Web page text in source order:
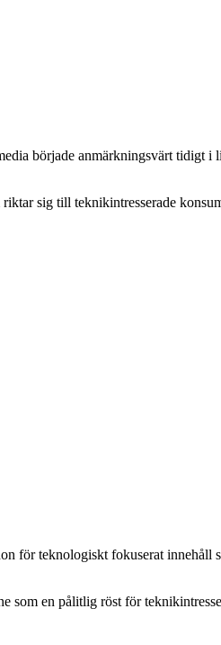
började anmärkningsvärt tidigt i
sig till teknikintresserade
för teknologiskt fokuserat innehåll
som en pålitlig röst för